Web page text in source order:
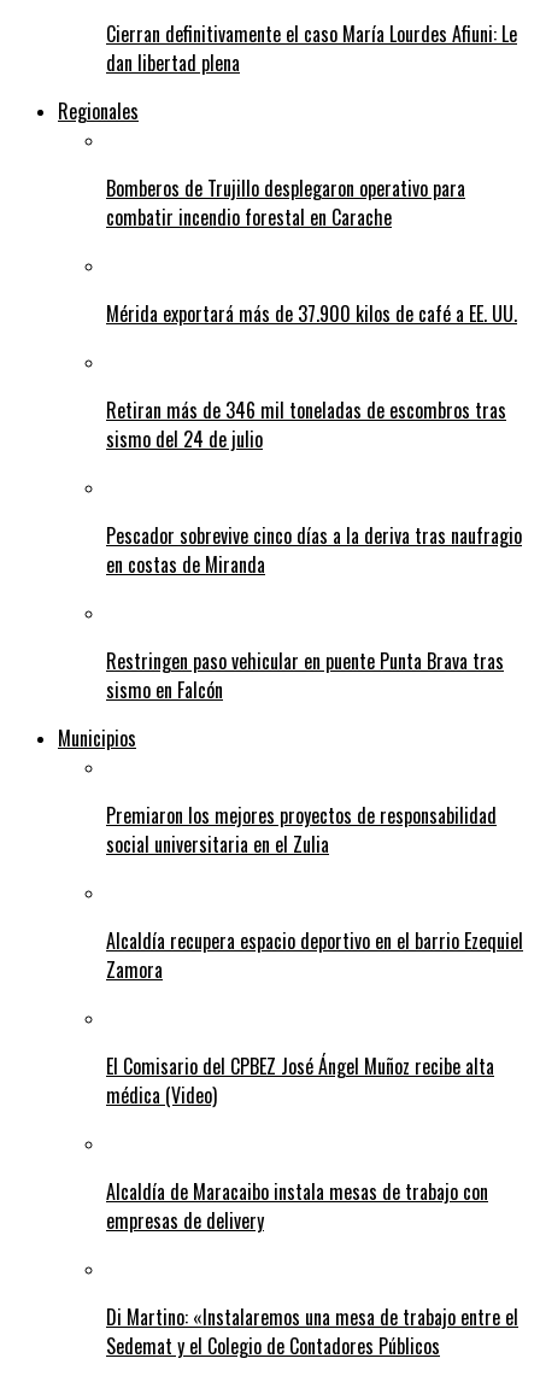
Cierran definitivamente el caso María Lourdes Afiuni: Le
dan libertad plena
Regionales
Bomberos de Trujillo desplegaron operativo para
combatir incendio forestal en Carache
Mérida exportará más de 37.900 kilos de café a EE. UU.
Retiran más de 346 mil toneladas de escombros tras
sismo del 24 de julio
Pescador sobrevive cinco días a la deriva tras naufragio
en costas de Miranda
Restringen paso vehicular en puente Punta Brava tras
sismo en Falcón
Municipios
Premiaron los mejores proyectos de responsabilidad
social universitaria en el Zulia
Alcaldía recupera espacio deportivo en el barrio Ezequiel
Zamora
El Comisario del CPBEZ José Ángel Muñoz recibe alta
médica (Video)
Alcaldía de Maracaibo instala mesas de trabajo con
empresas de delivery
Di Martino: «Instalaremos una mesa de trabajo entre el
Sedemat y el Colegio de Contadores Públicos